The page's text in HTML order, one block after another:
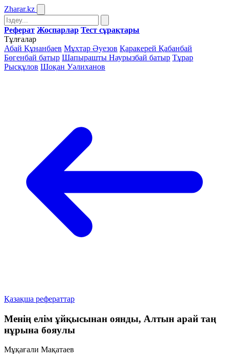
Zharar.kz
Реферат Жоспарлар Тест сұрақтары
Тұлғалар
Абай Құнанбаев Мұхтар Әуезов Қаракерей Қабанбай
Бөгенбай батыр Шапырашты Наурызбай батыр Тұрар
Рысқұлов Шоқан Уәлиханов
Қазақша рефераттар
Менің елім ұйқысынан оянды, Алтын арай таң
нұрына бояулы
Мұқағали Мақатаев